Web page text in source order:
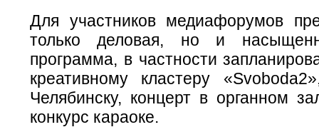
Для участников медиафорумов
только деловая, но и
программа, в частности
креативному кластеру
Челябинску, концерт в органном
конкурс караоке.